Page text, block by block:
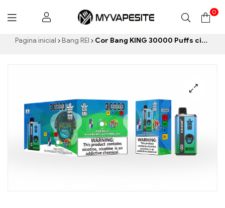
Myvapesite.de
0
Pagina inicial Bang REI Cor Bang KING 30000 Puffs cigarro descartável com dois sabores Red Bull Energy Watermelon Bubble Gum Sweet